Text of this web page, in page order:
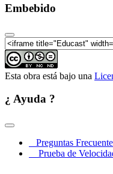
Embebido
Esta obra está bajo una
¿ Ayuda ?
Preguntas
Prueba de